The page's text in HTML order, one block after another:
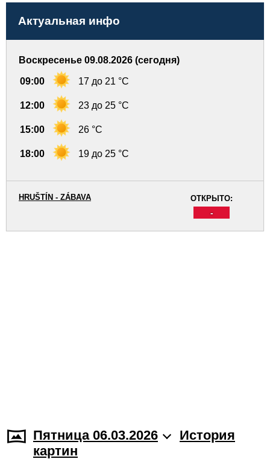
Актуальная инфо
Воскресенье 09.08.2026 (сегодня)
09:00 17 до 21 °C
12:00 23 до 25 °C
15:00 26 °C
18:00 19 до 25 °C
ОТКРЫТО:
-
HRUŠTÍN - ZÁBAVA
Пятница 06.03.2026
История
картин